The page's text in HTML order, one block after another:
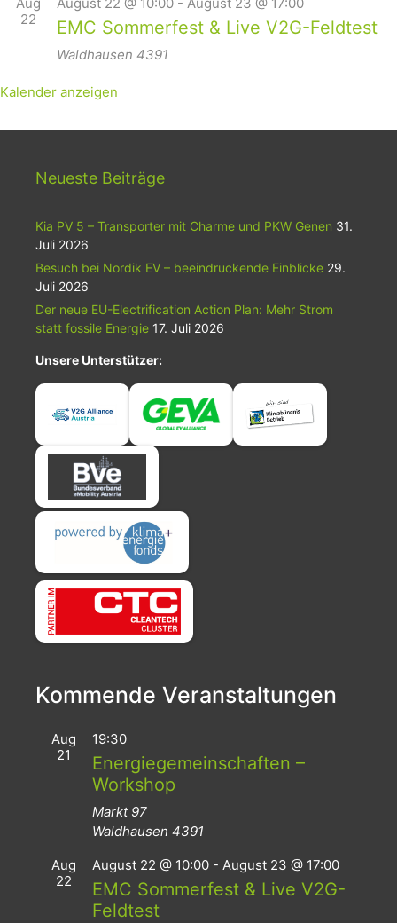
22
EMC Sommerfest & Live V2G-Feldtest
Waldhausen 4391
Kalender anzeigen
Neueste Beiträge
Kia PV 5 – Transporter mit Charme und PKW Genen 31.
Juli 2026
Besuch bei Nordik EV – beeindruckende Einblicke 29.
Juli 2026
Der neue EU-Electrification Action Plan: Mehr Strom
statt fossile Energie 17. Juli 2026
Unsere Unterstützer:
Kommende Veranstaltungen
Aug
21
19:30
Energiegemeinschaften –
Workshop
Markt 97
Waldhausen 4391
Aug
22
August 22 @ 10:00 - August 23 @ 17:00
EMC Sommerfest & Live V2G-
Feldtest